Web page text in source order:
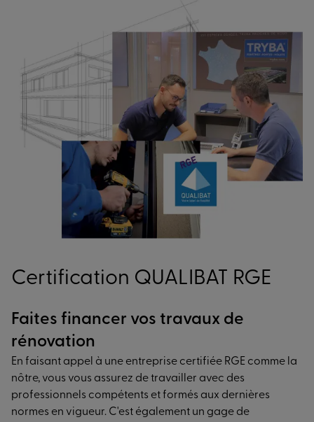
Certification QUALIBAT RGE
Faites financer vos travaux de
rénovation
En faisant appel à une entreprise certifiée RGE comme la
nôtre, vous vous assurez de travailler avec des
professionnels compétents et formés aux dernières
normes en vigueur. C'est également un gage de